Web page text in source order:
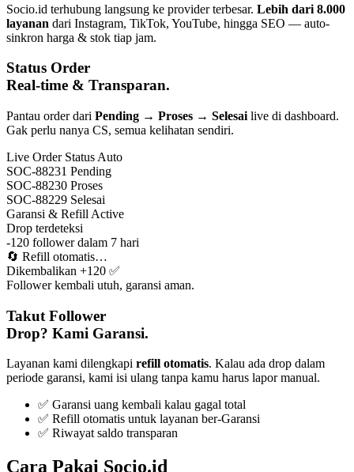
Socio.id terhubung langsung ke provider terbesar. Lebih dari 8.000
layanan dari Instagram, TikTok, YouTube, hingga SEO — auto-
sinkron harga & stok tiap jam.
Status Order
Real-time & Transparan.
Pantau order dari Pending → Proses → Selesai live di dashboard.
Gak perlu nanya CS, semua kelihatan sendiri.
Live Order Status Auto
SOC-88231 Pending
SOC-88230 Proses
SOC-88229 Selesai
Garansi & Refill Active
Drop terdeteksi
-120 follower dalam 7 hari
🔄 Refill otomatis…
Dikembalikan +120 ✅
Follower kembali utuh, garansi aman.
Takut Follower
Drop? Kami Garansi.
Layanan kami dilengkapi refill otomatis. Kalau ada drop dalam
periode garansi, kami isi ulang tanpa kamu harus lapor manual.
✅ Garansi uang kembali kalau gagal total
✅ Refill otomatis untuk layanan ber-Garansi
✅ Riwayat saldo transparan
Cara Pakai Socio.id